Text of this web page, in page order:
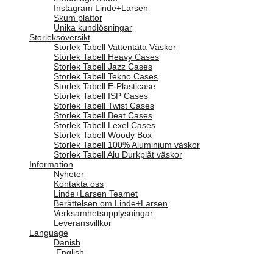
Instagram Linde+Larsen
Skum plattor
Unika kundlösningar
Storleksöversikt
Storlek Tabell Vattentäta Väskor
Storlek Tabell Heavy Cases
Storlek Tabell Jazz Cases
Storlek Tabell Tekno Cases
Storlek Tabell E-Plasticase
Storlek Tabell ISP Cases
Storlek Tabell Twist Cases
Storlek Tabell Beat Cases
Storlek Tabell Lexel Cases
Storlek Tabell Woody Box
Storlek Tabell 100% Aluminium väskor
Storlek Tabell Alu Durkplåt väskor
Information
Nyheter
Kontakta oss
Linde+Larsen Teamet
Berättelsen om Linde+Larsen
Verksamhetsupplysningar
Leveransvillkor
Language
Danish
English